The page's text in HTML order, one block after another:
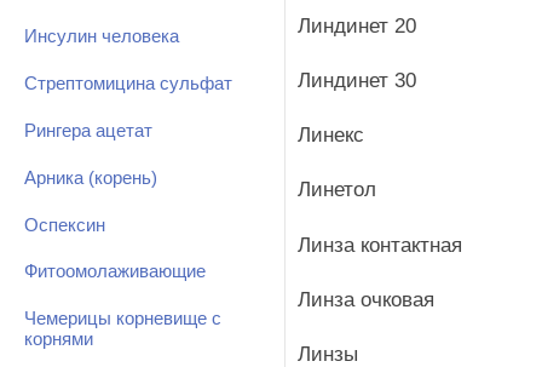
Инсулин человека
Стрептомицина сульфат
Рингера ацетат
Арника (корень)
Оспексин
Фитоомолаживающие
Чемерицы корневище с
корнями
Линдинет 20
Линдинет 30
Линекс
Линетол
Линза контактная
Линза очковая
Линзы